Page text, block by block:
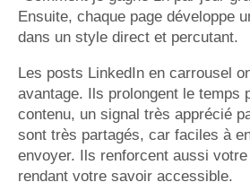
Ensuite, chaque page développe
dans un style direct et percutant.
Les posts LinkedIn en carrousel
avantage. Ils prolongent le temps
contenu, un signal très apprécié
sont très partagés, car faciles à
envoyer. Ils renforcent aussi votre
rendant votre savoir accessible.